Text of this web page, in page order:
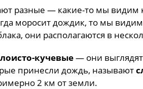
разные — какие-то мы видим
моросит дождик, то мы видим
они располагаются в
кучевые— они выглядят
принесли дождь, называют
2 км от земли.